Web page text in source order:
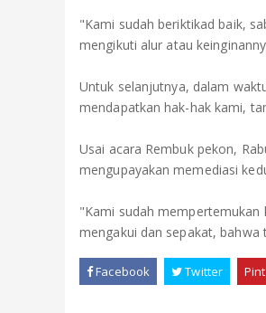
"Kami sudah beriktikad baik,
mengikuti alur atau
Untuk selanjutnya, dalam
mendapatkan hak-hak kami,
Usai acara Rembuk pekon,
mengupayakan memediasi
"Kami sudah mempertemukan
mengakui dan sepakat, bahwa
Facebook Twitter